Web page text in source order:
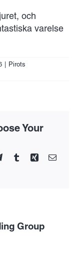
och
varelse
Pirots
Your
TelegramTumblrXing Email
Group